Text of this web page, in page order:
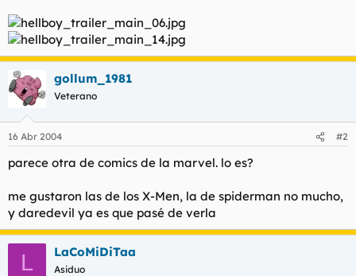
gollum_1981
Veterano
16 Abr 2004 #2
parece otra de comics de la marvel. lo es?
me gustaron las de los X-Men, la de spiderman no mucho,
y daredevil ya es que pasé de verla
L LaCoMiDiTaa
Asiduo